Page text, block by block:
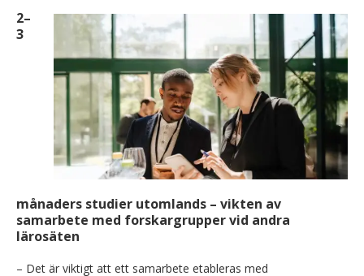
2–
3
månaders studier utomlands – vikten av
samarbete med forskargrupper vid andra
lärosäten
– Det är viktigt att ett samarbete etableras med